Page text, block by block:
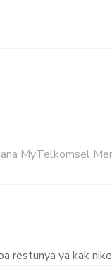
MyTelkomsel
restunya ya kak